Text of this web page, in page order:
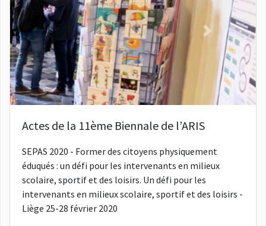
Actes de la 11ème Biennale de l’ARIS
SEPAS 2020 - Former des citoyens physiquement
éduqués : un défi pour les intervenants en milieux
scolaire, sportif et des loisirs. Un défi pour les
intervenants en milieux scolaire, sportif et des loisirs -
Liège 25-28 février 2020